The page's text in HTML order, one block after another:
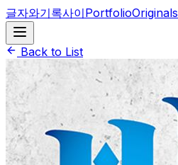
글자와기록사이PortfolioOriginals
Back to List